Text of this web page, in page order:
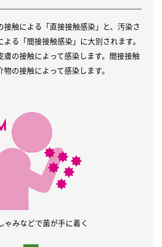
触による「直接接触感染」と、汚染さ
る「間接接触感染」に大別されます。
の接触によって感染します。間接接触
の接触によって感染します。
ゃみなどで菌が手に着く